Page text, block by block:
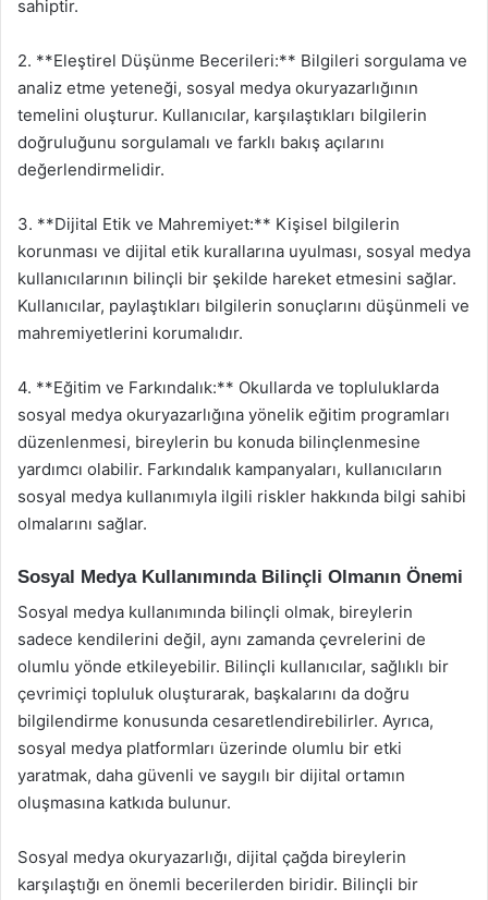
sahiptir.
2. **Eleştirel Düşünme Becerileri:** Bilgileri sorgulama ve
analiz etme yeteneği, sosyal medya okuryazarlığının
temelini oluşturur. Kullanıcılar, karşılaştıkları bilgilerin
doğruluğunu sorgulamalı ve farklı bakış açılarını
değerlendirmelidir.
3. **Dijital Etik ve Mahremiyet:** Kişisel bilgilerin
korunması ve dijital etik kurallarına uyulması, sosyal medya
kullanıcılarının bilinçli bir şekilde hareket etmesini sağlar.
Kullanıcılar, paylaştıkları bilgilerin sonuçlarını düşünmeli ve
mahremiyetlerini korumalıdır.
4. **Eğitim ve Farkındalık:** Okullarda ve topluluklarda
sosyal medya okuryazarlığına yönelik eğitim programları
düzenlenmesi, bireylerin bu konuda bilinçlenmesine
yardımcı olabilir. Farkındalık kampanyaları, kullanıcıların
sosyal medya kullanımıyla ilgili riskler hakkında bilgi sahibi
olmalarını sağlar.
Sosyal Medya Kullanımında Bilinçli Olmanın Önemi
Sosyal medya kullanımında bilinçli olmak, bireylerin
sadece kendilerini değil, aynı zamanda çevrelerini de
olumlu yönde etkileyebilir. Bilinçli kullanıcılar, sağlıklı bir
çevrimiçi topluluk oluşturarak, başkalarını da doğru
bilgilendirme konusunda cesaretlendirebilirler. Ayrıca,
sosyal medya platformları üzerinde olumlu bir etki
yaratmak, daha güvenli ve saygılı bir dijital ortamın
oluşmasına katkıda bulunur.
Sosyal medya okuryazarlığı, dijital çağda bireylerin
karşılaştığı en önemli becerilerden biridir. Bilinçli bir